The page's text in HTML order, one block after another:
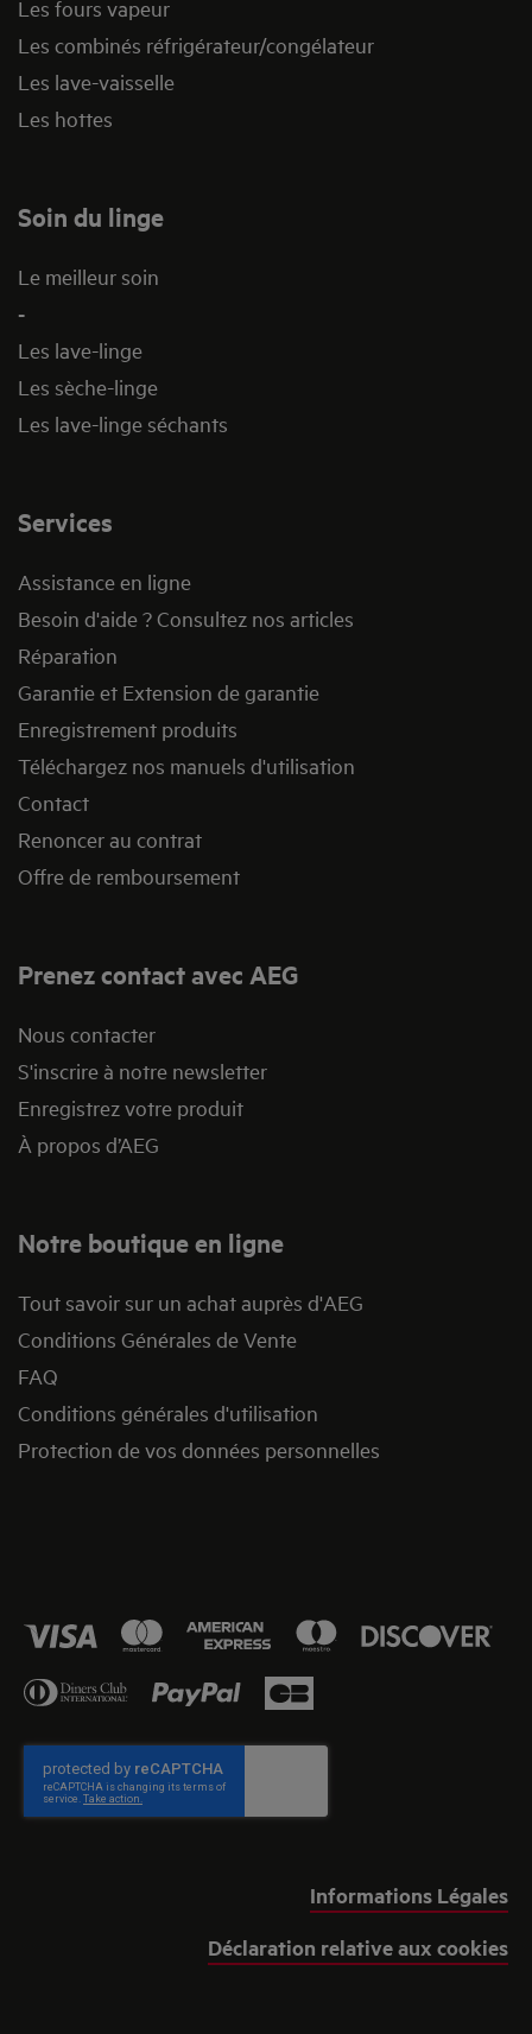
Les fours vapeur
Les combinés réfrigérateur/congélateur
Les lave-vaisselle
Les hottes
Soin du linge
Le meilleur soin
-
Les lave-linge
Les sèche-linge
Les lave-linge séchants
Services
Assistance en ligne
Besoin d'aide ? Consultez nos articles
Réparation
Garantie et Extension de garantie
Enregistrement produits
Téléchargez nos manuels d'utilisation
Contact
Renoncer au contrat
Offre de remboursement
Prenez contact avec AEG
Nous contacter
S'inscrire à notre newsletter
Enregistrez votre produit
À propos d’AEG
Notre boutique en ligne
Tout savoir sur un achat auprès d'AEG
Conditions Générales de Vente
FAQ
Conditions générales d'utilisation
Protection de vos données personnelles
Informations Légales
Déclaration relative aux cookies